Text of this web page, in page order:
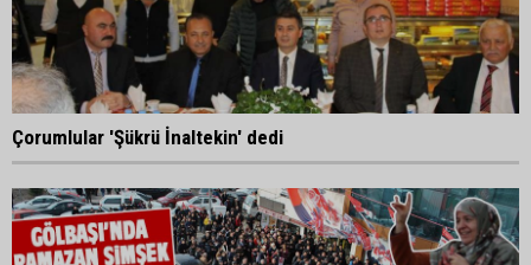
Çorumlular 'Şükrü İnaltekin' dedi